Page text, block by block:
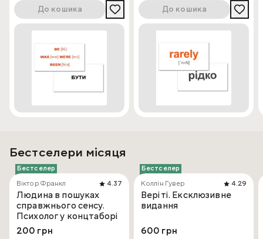
До кошика До кошика
Бестселери місяця
Бестселер
Віктор Франкл
4.37
Людина в пошуках
справжнього сенсу.
Психолог у концтаборі
200 грн
Бестселер
Коллін Гувер
4.29
Веріті. Ексклюзивне
видання
600 грн